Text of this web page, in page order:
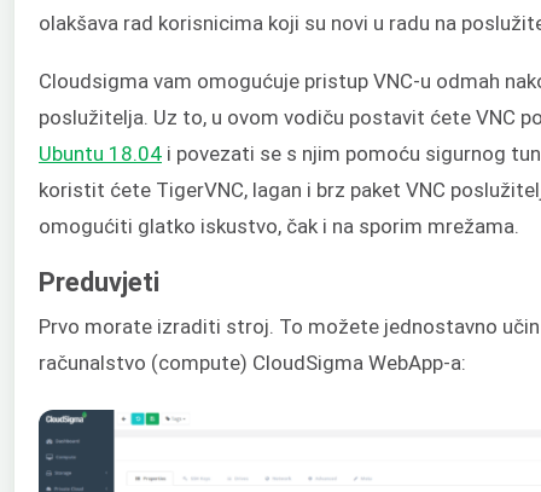
olakšava rad korisnicima koji su novi u radu na
Cloudsigma vam omogućuje pristup VNC-u odmah
poslužitelja. Uz to, u ovom vodiču postavit ćete VNC
Ubuntu 18.04 i povezati se s njim pomoću sigurnog
koristit ćete TigerVNC, lagan i brz paket VNC
omogućiti glatko iskustvo, čak i na sporim mrežama.
Preduvjeti
Prvo morate izraditi stroj. To možete jednostavno
računalstvo (compute) CloudSigma WebApp-a: